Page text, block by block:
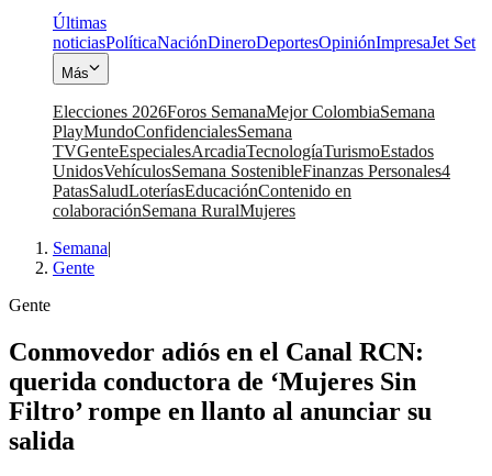
Últimas
noticiasPolíticaNaciónDineroDeportesOpiniónImpresaJet Set
Más
Elecciones 2026Foros SemanaMejor ColombiaSemana
PlayMundoConfidencialesSemana
TVGenteEspecialesArcadiaTecnologíaTurismoEstados
UnidosVehículosSemana SostenibleFinanzas Personales4
PatasSaludLoteríasEducaciónContenido en
colaboraciónSemana RuralMujeres
Semana|
Gente
Gente
Conmovedor adiós en el Canal RCN:
querida conductora de ‘Mujeres Sin
Filtro’ rompe en llanto al anunciar su
salida